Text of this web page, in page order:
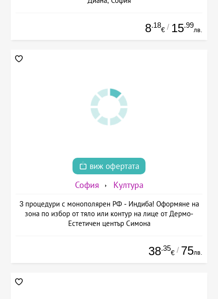
8.18
€ / 15.99
лв.
виж офертата
София Култура
3 процедури с монополярен РФ - Индиба! Оформяне на
зона по избор от тяло или контур на лице от Дермо-
Естетичен център Симона
38.35
€ / 75лв.